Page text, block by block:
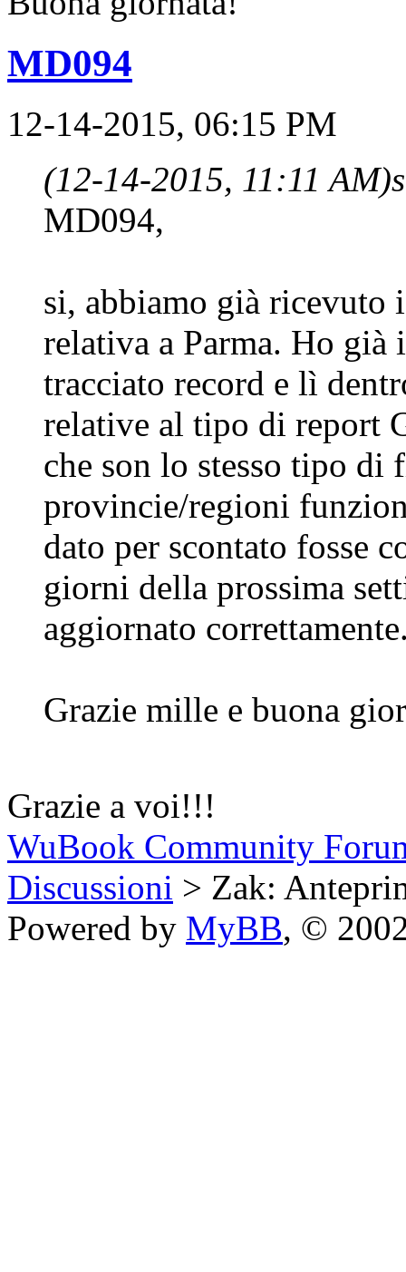
MD094
12-14-2015, 06:15 PM
(12-14-2015, 11:11 AM)
MD094,
si, abbiamo già ricevuto
relativa a Parma. Ho
tracciato record e lì
relative al tipo di report
che son lo stesso tipo di
provincie/regioni
dato per scontato fosse
giorni della prossima
aggiornato
Grazie mille e buona
Grazie a voi!!!
WuBook Community
Discussioni > Zak:
Powered by MyBB, ©